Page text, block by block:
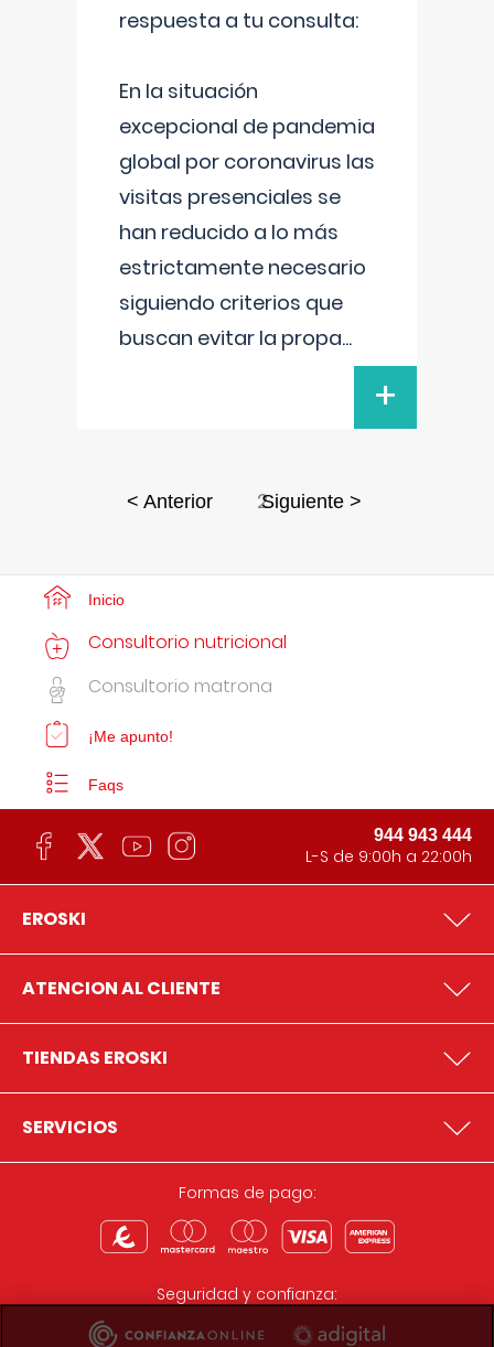
respuesta a tu consulta:
En la situación
excepcional de pandemia
global por coronavirus las
visitas presenciales se
han reducido a lo más
estrictamente necesario
siguiendo criterios que
buscan evitar la propa...
+
< Anterior 2Siguiente >
Inicio
Consultorio nutricional
Consultorio matrona
¡Me apunto!
Faqs
944 943 444
L-S de 9:00h a 22:00h
EROSKI
ATENCION AL CLIENTE
TIENDAS EROSKI
SERVICIOS
Formas de pago:
Seguridad y confianza: